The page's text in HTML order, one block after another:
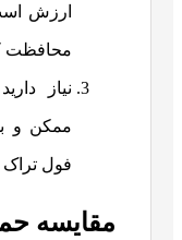
ارزش
محافظت
نیاز
ممکن و
فول تراک
مقایسه